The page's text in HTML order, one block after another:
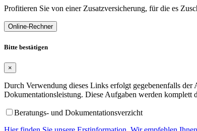
Profitieren Sie von einer Zusatzversicherung, für die es
Online-Rechner
Bitte bestätigen
×
Durch Verwendung dieses Links erfolgt gegebenenfalls der
Dokumentationsleistung. Diese Aufgaben werden komplett
Beratungs- und Dokumentationsverzicht